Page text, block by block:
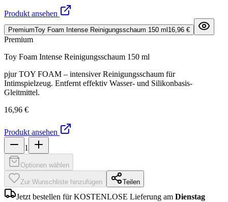
Produkt ansehen
PremiumToy Foam Intense Reinigungsschaum 150 ml 16,96 €
Premium
Toy Foam Intense Reinigungsschaum 150 ml
pjur TOY FOAM – intensiver Reinigungsschaum für
Intimspielzeug. Entfernt effektiv Wasser- und Silikonbasis-
Gleitmittel.
16,96 €
Produkt ansehen
1
Optionen wählen
Zur Wunschliste hinzufügen Teilen
Jetzt bestellen für KOSTENLOSE Lieferung am Dienstag